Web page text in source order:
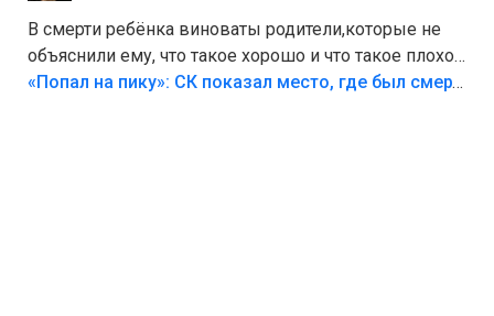
В смерти ребёнка виноваты родители,которые не
объяснили ему, что такое хорошо и что такое плохо!
Лезть через такой забор,верх безумия,есть же
«Попал на пику»: СК показал место, где был смертельно травмирован ребенок в Тольятти